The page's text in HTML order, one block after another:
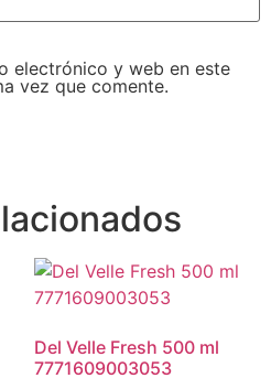
electrónico y web en este
vez que comente.
Del Velle Fresh 500 ml
7771609003053